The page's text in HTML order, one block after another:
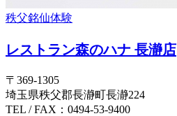
秩父銘仙体験
レストラン森のハナ 長瀞店
〒369-1305
埼玉県秩父郡長瀞町長瀞224
TEL / FAX：0494-53-9400